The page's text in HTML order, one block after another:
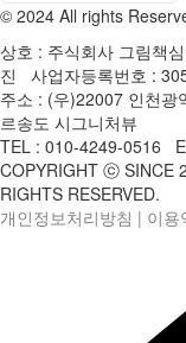
© 2024 All rights
상호 : 주식회사 그림책
진 사업자등록번호 :
주소 : (우)22007 인천광
르송도 시그니처뷰
TEL : 010-4249-0516
COPYRIGHT ⓒ SINCE
RIGHTS RESERVED.
개인정보처리방침 | 이용